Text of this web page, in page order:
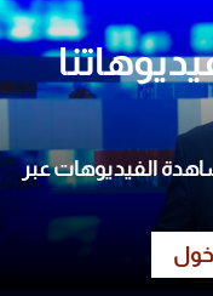
الفيديوهات عبر